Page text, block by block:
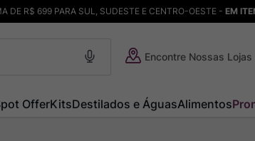
DE R$ 699 PARA SUL, SUDESTE E CENTRO-OESTE - EM
Encontre Nossas Lojas
OfferKitsDestilados e ÁguasAlimentos